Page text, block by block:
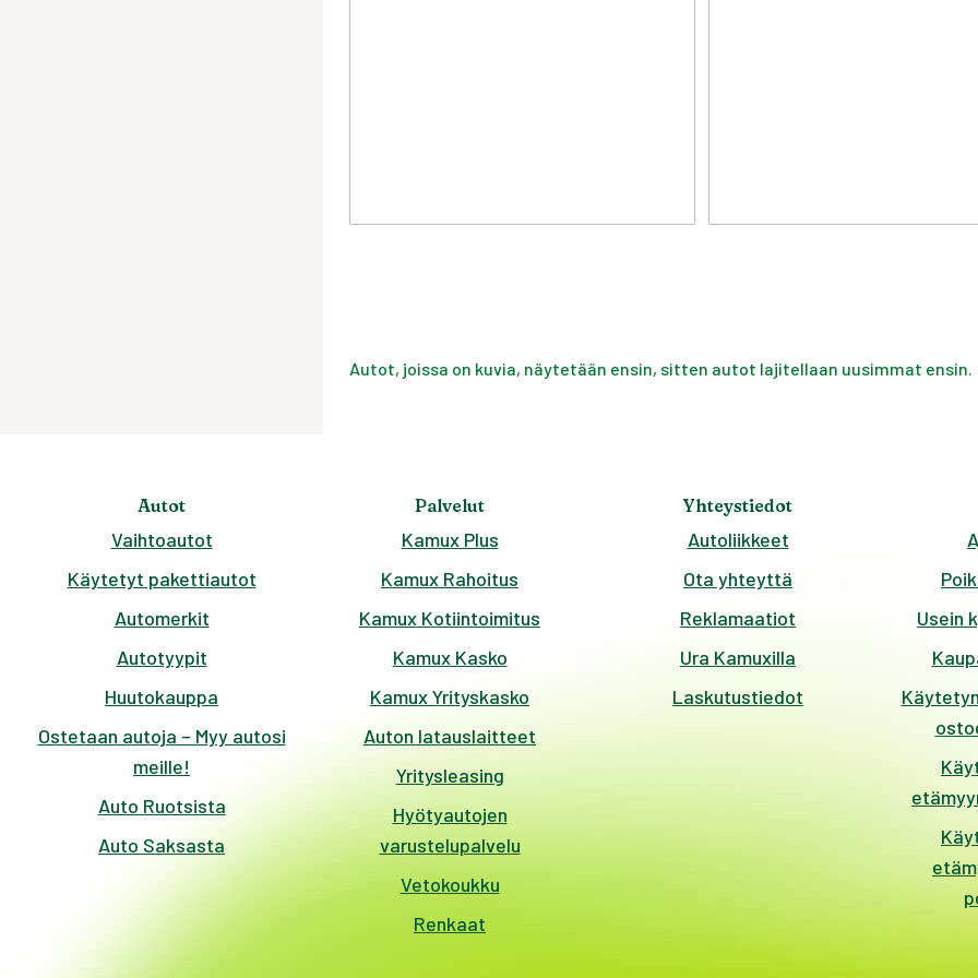
Autot, joissa on kuvia, näytetään ensin, sitten autot lajitellaan uusimmat ensin.
Autot
Vaihtoautot
Käytetyt pakettiautot
Automerkit
Autotyypit
Huutokauppa
Ostetaan autoja – Myy autosi
meille!
Auto Ruotsista
Auto Saksasta
Palvelut
Kamux Plus
Kamux Rahoitus
Kamux Kotiintoimitus
Kamux Kasko
Kamux Yrityskasko
Auton latauslaitteet
Yritysleasing
Hyötyautojen
varustelupalvelu
Vetokoukku
Renkaat
Yhteystiedot
Autoliikkeet
Ota yhteyttä
Reklamaatiot
Ura Kamuxilla
Laskutustiedot
Usein